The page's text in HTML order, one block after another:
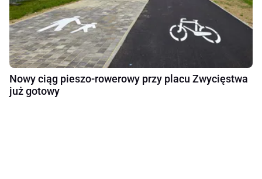
Nowy ciąg pieszo-rowerowy przy placu Zwycięstwa
już gotowy